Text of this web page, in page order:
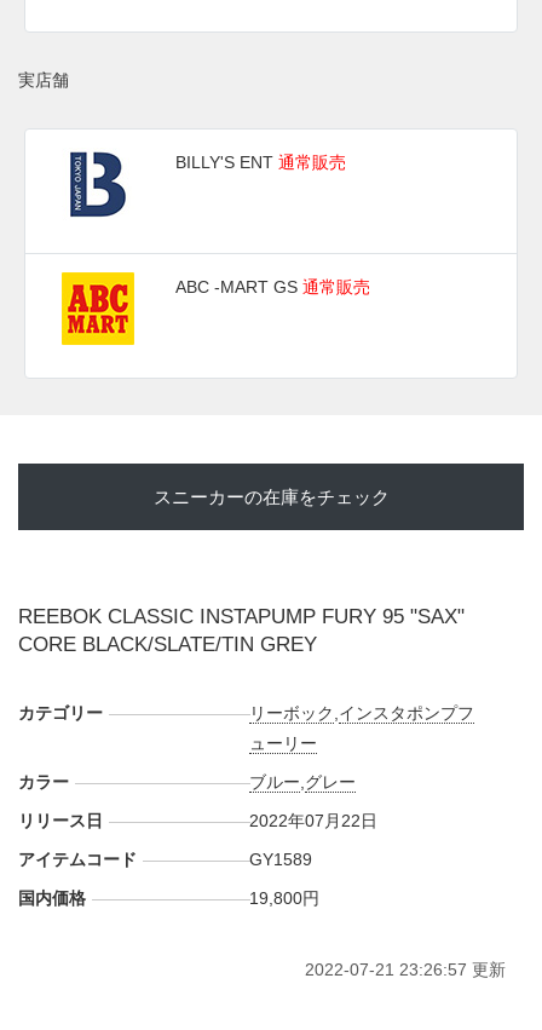
実店舗
BILLY'S ENT 通常販売
ABC -MART GS 通常販売
スニーカーの在庫をチェック
REEBOK CLASSIC INSTAPUMP FURY 95 "SAX"
CORE BLACK/SLATE/TIN GREY
カテゴリー リーボック インスタポンプフ
ューリー
カラー
ブルー グレー
リリース日
2022年07月22日
アイテムコード
GY1589
国内価格
19,800円
2022-07-21 23:26:57 更新